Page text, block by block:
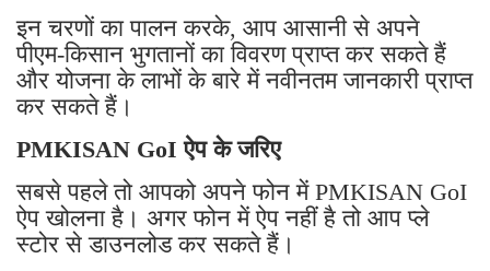
इन चरणों का पालन करके, आप आसानी से अपने
पीएम-किसान भुगतानों का विवरण प्राप्त कर सकते हैं
और योजना के लाभों के बारे में नवीनतम जानकारी प्राप्त
कर सकते हैं।
PMKISAN GoI ऐप के जरिए
सबसे पहले तो आपको अपने फोन में PMKISAN GoI
ऐप खोलना है। अगर फोन में ऐप नहीं है तो आप प्ले
स्टोर से डाउनलोड कर सकते हैं।